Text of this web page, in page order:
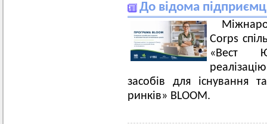
До відома
Corps
«Вест
засобів для існування
ринків» BLOOM.